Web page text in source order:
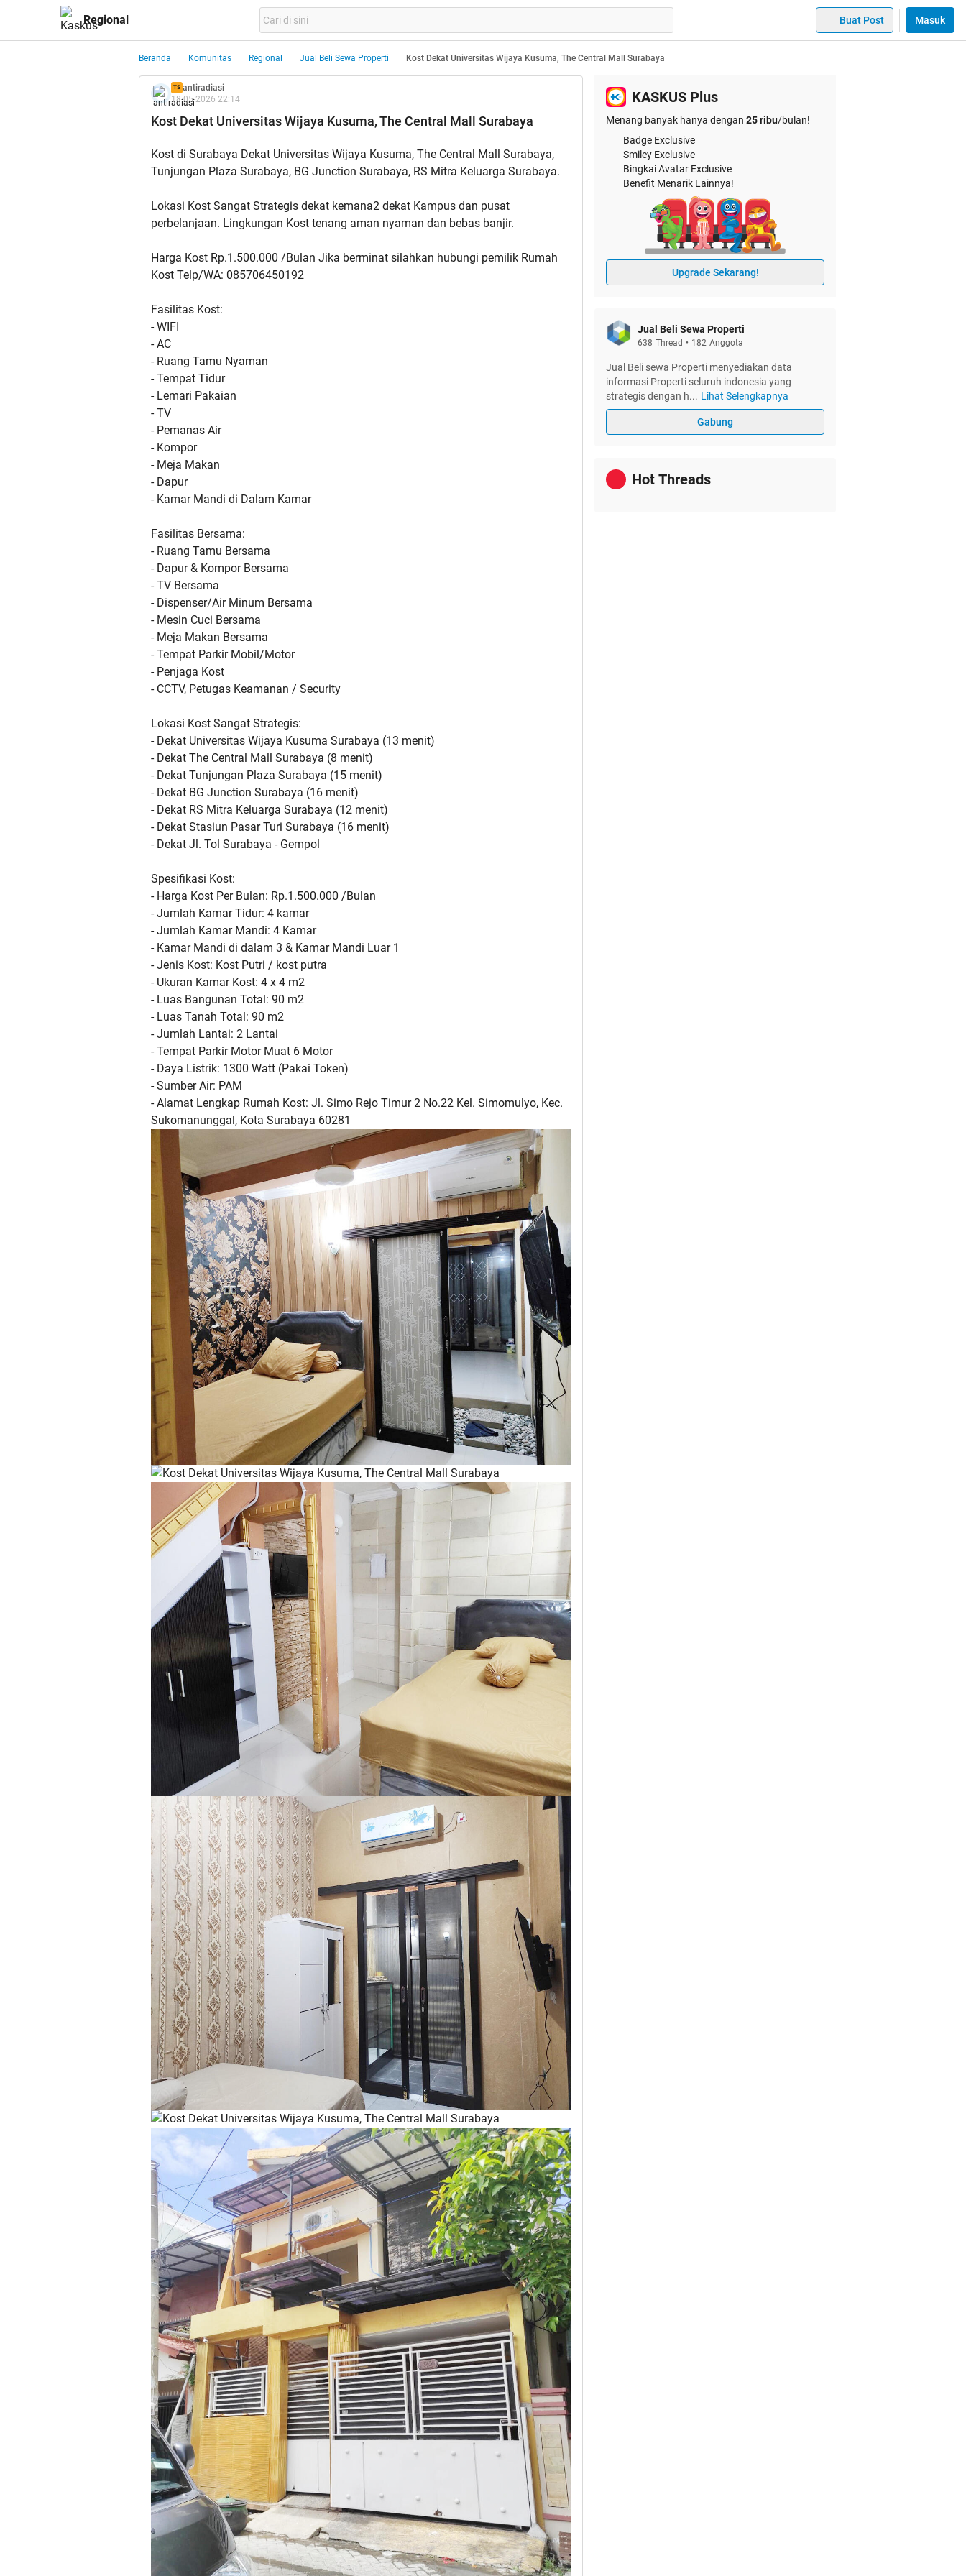
Regional Buat Post Masuk
Beranda Komunitas Regional Jual Beli Sewa Properti Kost Dekat Universitas Wijaya Kusuma, The Central Mall Surabaya
TS antiradiasi
18-05-2026 22:14
Kost Dekat Universitas Wijaya Kusuma, The Central Mall Surabaya
Kost di Surabaya Dekat Universitas Wijaya Kusuma, The Central Mall Surabaya,
Tunjungan Plaza Surabaya, BG Junction Surabaya, RS Mitra Keluarga Surabaya.
Lokasi Kost Sangat Strategis dekat kemana2 dekat Kampus dan pusat
perbelanjaan. Lingkungan Kost tenang aman nyaman dan bebas banjir.
Harga Kost Rp.1.500.000 /Bulan Jika berminat silahkan hubungi pemilik Rumah
Kost Telp/WA: 085706450192
Fasilitas Kost:
- WIFI
- AC
- Ruang Tamu Nyaman
- Tempat Tidur
- Lemari Pakaian
- TV
- Pemanas Air
- Kompor
- Meja Makan
- Dapur
- Kamar Mandi di Dalam Kamar
Fasilitas Bersama:
- Ruang Tamu Bersama
- Dapur & Kompor Bersama
- TV Bersama
- Dispenser/Air Minum Bersama
- Mesin Cuci Bersama
- Meja Makan Bersama
- Tempat Parkir Mobil/Motor
- Penjaga Kost
- CCTV, Petugas Keamanan / Security
Lokasi Kost Sangat Strategis:
- Dekat Universitas Wijaya Kusuma Surabaya (13 menit)
- Dekat The Central Mall Surabaya (8 menit)
- Dekat Tunjungan Plaza Surabaya (15 menit)
- Dekat BG Junction Surabaya (16 menit)
- Dekat RS Mitra Keluarga Surabaya (12 menit)
- Dekat Stasiun Pasar Turi Surabaya (16 menit)
- Dekat Jl. Tol Surabaya - Gempol
Spesifikasi Kost:
- Harga Kost Per Bulan: Rp.1.500.000 /Bulan
- Jumlah Kamar Tidur: 4 kamar
- Jumlah Kamar Mandi: 4 Kamar
- Kamar Mandi di dalam 3 & Kamar Mandi Luar 1
- Jenis Kost: Kost Putri / kost putra
- Ukuran Kamar Kost: 4 x 4 m2
- Luas Bangunan Total: 90 m2
- Luas Tanah Total: 90 m2
- Jumlah Lantai: 2 Lantai
- Tempat Parkir Motor Muat 6 Motor
- Daya Listrik: 1300 Watt (Pakai Token)
- Sumber Air: PAM
- Alamat Lengkap Rumah Kost: Jl. Simo Rejo Timur 2 No.22 Kel. Simomulyo, Kec.
Sukomanunggal, Kota Surabaya 60281
KASKUS Plus
Menang banyak hanya dengan 25 ribu/bulan!
Badge Exclusive
Smiley Exclusive
Bingkai Avatar Exclusive
Benefit Menarik Lainnya!
Upgrade Sekarang!
Jual Beli Sewa Properti
638 Thread • 182 Anggota
Jual Beli sewa Properti menyediakan data
informasi Properti seluruh indonesia yang
strategis dengan h... Lihat Selengkapnya
Gabung
Hot Threads